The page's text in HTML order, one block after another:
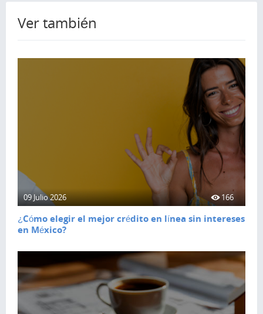
Ver también
09 Julio 2026 166
¿Cómo elegir el mejor crédito en línea sin intereses
en México?